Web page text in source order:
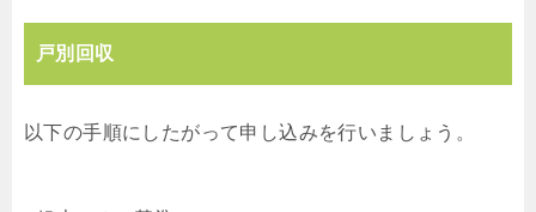
戸別回収
以下の手順にしたがって申し込みを行いましょう。